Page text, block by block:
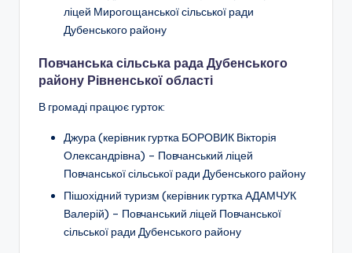
ліцей Мирогощанської сільської ради
Дубенського району
Повчанська сільська рада Дубенського
району Рівненської області
В громаді працює гурток:
Джура(керівник гуртка БОРОВИК Вікторія
Олександрівна) – Повчанський ліцей
Повчанської сільської ради Дубенського району
Пішохідний туризм (керівник гуртка АДАМЧУК
Валерій) – Повчанський ліцей Повчанської
сільської ради Дубенського району